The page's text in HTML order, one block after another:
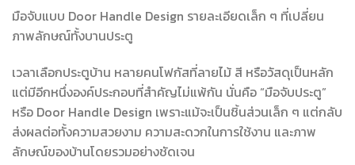
มือจับแบบ Door Handle Design รายละเอียดเล็ก ๆ ที่เปลี่ยน
ภาพลักษณ์ทั้งบานประตู
เวลาเลือกประตูบ้าน หลายคนโฟกัสที่ลายไม้ สี หรือวัสดุเป็นหลัก
แต่มีอีกหนึ่งองค์ประกอบที่สำคัญไม่แพ้กัน นั่นคือ “มือจับประตู”
หรือ Door Handle Design เพราะแม้จะเป็นชิ้นส่วนเล็ก ๆ แต่กลับ
ส่งผลต่อทั้งความสวยงาม ความสะดวกในการใช้งาน และภาพ
ลักษณ์ของบ้านโดยรวมอย่างชัดเจน